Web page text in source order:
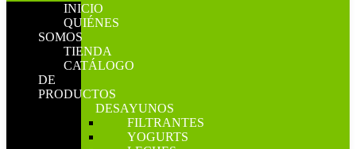
INICIO
QUIÉNES
SOMOS
TIENDA
CATÁLOGO
DE
PRODUCTOS
DESAYUNOS
FILTRANTES
YOGURTS